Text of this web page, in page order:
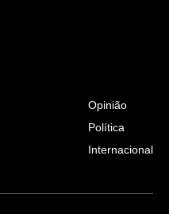
Opinião
Política
Internacional